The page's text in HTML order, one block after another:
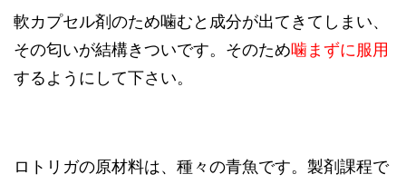
軟カプセル剤のため噛むと成分が出てきてしまい、
その匂いが結構きついです。そのため噛まずに服用
するようにして下さい。
ロトリガの原材料は、種々の青魚です。製剤課程で